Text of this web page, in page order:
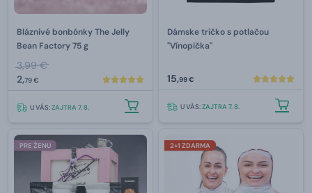
Bláznivé bonbónky The Jelly
Bean Factory 75 g
3,99 €
2,79 €
U VÁS:ZAJTRA 7. 8.
Dámske tričko s potlačou
"Vínopička"
15,99 €
U VÁS:ZAJTRA 7. 8.
PRE ŽENU 2+1 ZDARMA